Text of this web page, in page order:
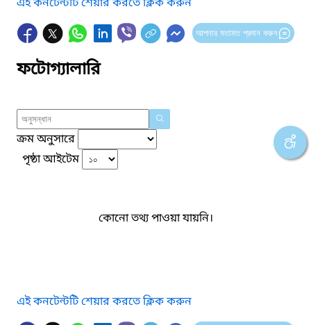
এই কনটেন্টটি শেয়ার করতে ক্লিক করুন
আপনার মতামত প্রদান করুন
ফটোগ্যালারি
ক্রম অনুসারে
পৃষ্ঠা আইটেম
কোনো তথ্য পাওয়া যায়নি।
এই কনটেন্টটি শেয়ার করতে ক্লিক করুন